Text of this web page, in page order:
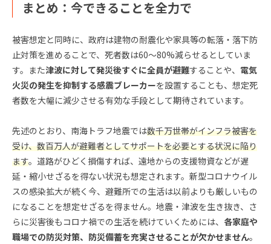
まとめ：今できることを全力で
被害想定と同時に、政府は建物の耐震化や家具等の転落・落下防
止対策を進めることで、死者数は60〜80%減らせるとしていま
す。また津波に対して発災後すぐに全員が避難することや、 電気
火災の発生を抑制する感震ブレーカーを設置することも、想定死
者数を大幅に減少させる有効な手段として期待されています。
先述のとおり、南海トラフ地震では数千万世帯がインフラ被害を
受け、数百万人が避難者としてサポートを必要とする状況に陥り
ます。道路がひどく損傷すれば、遠地からの支援物資などが遅
延・縮小せざるを得ない状況も想定されます。新型コロナウイル
スの感染拡大が続く今、避難所での生活は以前よりも厳しいもの
になることを想定せざるを得ません。地震・津波を生き抜き、さ
らに災害後もコロナ禍での生活を続けていくためには、 各家庭や
職場での防災対策、防災備蓄を充実させることが欠かせません。